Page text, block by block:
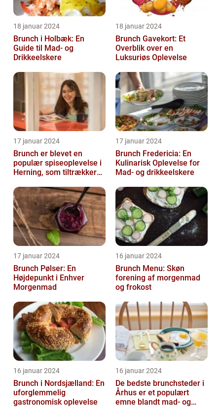
18 januar 2024
Brunch i Holbæk: En
Guide til Mad- og
Drikkeelskere
18 januar 2024
Brunch Gavekort: Et
Overblik over en
Luksuriøs Oplevelse
17 januar 2024
Brunch er blevet en
populær spiseoplevelse i
Herning, som tiltrækker
og turis...
17 januar 2024
Brunch Fredericia: En
Kulinarisk Oplevelse for
Mad- og drikkeelskere
17 januar 2024
Brunch Pølser: En
Højdepunkt i Enhver
Morgenmad
16 januar 2024
Brunch Menu: Skøn
forening af morgenmad
og frokost
16 januar 2024
Brunch i Nordsjælland: En
uforglemmelig
gastronomisk oplevelse
16 januar 2024
De bedste brunchsteder i
Århus er et populært
emne blandt mad- og